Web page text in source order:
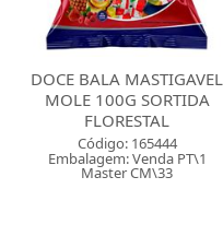
DOCE BALA MASTIGAVEL
MOLE 100G SORTIDA
FLORESTAL
Código: 165444
Embalagem: Venda PT\1
Master CM\33